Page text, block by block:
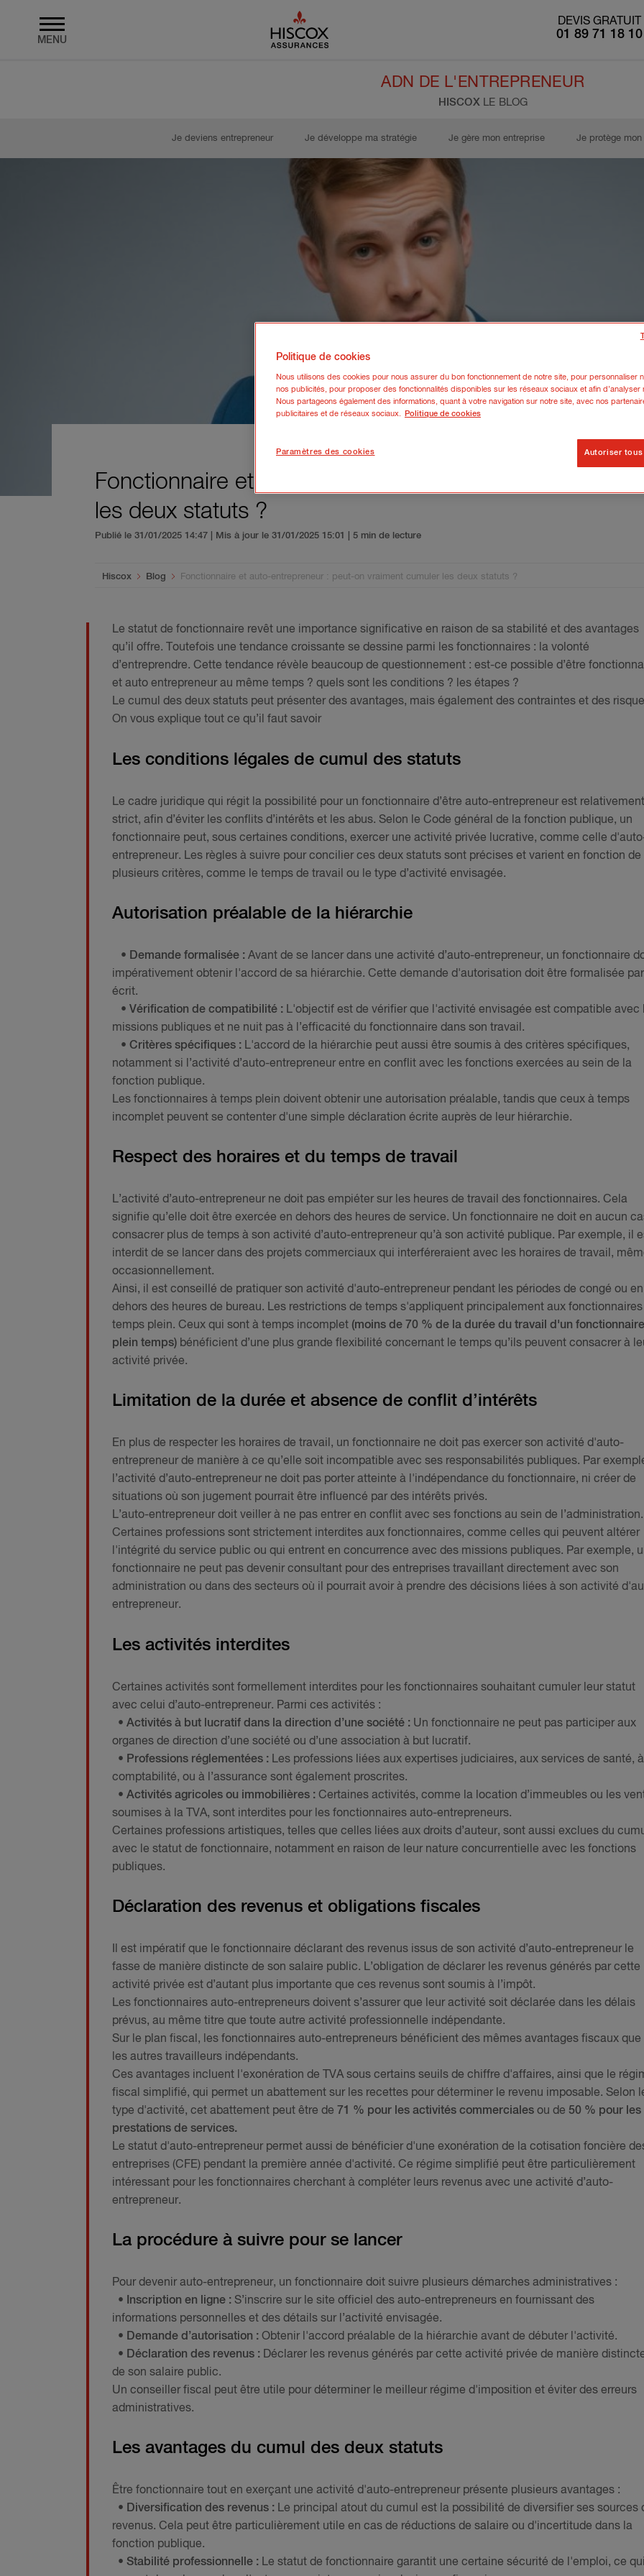
MENU
DEVIS GRATUIT
01 89 71 18 10
ADN DE L'ENTREPRENEUR
HISCOX LE BLOG
Je deviens entrepreneur Je développe ma stratégie Je gère mon entreprise Je protège
Fonctionnaire et auto-entrepreneur : peut-on vraiment
les deux statuts ?
Publié le 31/01/2025 14:47 | Mis à jour le 31/01/2025 15:01 | 5 min de lecture
You are here:
Hiscox Blog Fonctionnaire et auto-entrepreneur : peut-on vraiment cumuler les deux statuts ?
Le statut de fonctionnaire revêt une importance significative en raison de sa stabilité et des avantages
qu’il offre. Toutefois une tendance croissante se dessine parmi les fonctionnaires : la volonté
d’entreprendre. Cette tendance révèle beaucoup de questionnement : est-ce possible d’être
et auto entrepreneur au même temps ? quels sont les conditions ? les étapes ?
Le cumul des deux statuts peut présenter des avantages, mais également des contraintes et des
On vous explique tout ce qu’il faut savoir
Les conditions légales de cumul des statuts
Le cadre juridique qui régit la possibilité pour un fonctionnaire d’être auto-entrepreneur est relativement
strict, afin d’éviter les conflits d’intérêts et les abus. Selon le Code général de la fonction publique, un
fonctionnaire peut, sous certaines conditions, exercer une activité privée lucrative, comme celle
entrepreneur. Les règles à suivre pour concilier ces deux statuts sont précises et varient en fonction de
plusieurs critères, comme le temps de travail ou le type d’activité envisagée.
Autorisation préalable de la hiérarchie
• Demande formalisée : Avant de se lancer dans une activité d’auto-entrepreneur, un fonctionnaire
impérativement obtenir l'accord de sa hiérarchie. Cette demande d'autorisation doit être formalisée par
écrit.
• Vérification de compatibilité : L'objectif est de vérifier que l'activité envisagée est compatible avec
missions publiques et ne nuit pas à l’efficacité du fonctionnaire dans son travail.
• Critères spécifiques : L'accord de la hiérarchie peut aussi être soumis à des critères spécifiques,
notamment si l’activité d’auto-entrepreneur entre en conflit avec les fonctions exercées au sein de la
fonction publique.
Les fonctionnaires à temps plein doivent obtenir une autorisation préalable, tandis que ceux à temps
incomplet peuvent se contenter d'une simple déclaration écrite auprès de leur hiérarchie.
Respect des horaires et du temps de travail
L’activité d’auto-entrepreneur ne doit pas empiéter sur les heures de travail des fonctionnaires. Cela
signifie qu’elle doit être exercée en dehors des heures de service. Un fonctionnaire ne doit en aucun
consacrer plus de temps à son activité d’auto-entrepreneur qu’à son activité publique. Par exemple, il
interdit de se lancer dans des projets commerciaux qui interféreraient avec les horaires de travail,
occasionnellement.
Ainsi, il est conseillé de pratiquer son activité d'auto-entrepreneur pendant les périodes de congé ou en
dehors des heures de bureau. Les restrictions de temps s'appliquent principalement aux
temps plein. Ceux qui sont à temps incomplet (moins de 70 % de la durée du travail d'un
plein temps) bénéficient d’une plus grande flexibilité concernant le temps qu’ils peuvent consacrer à
activité privée.
Limitation de la durée et absence de conflit d’intérêts
En plus de respecter les horaires de travail, un fonctionnaire ne doit pas exercer son activité d'auto-
entrepreneur de manière à ce qu’elle soit incompatible avec ses responsabilités publiques. Par
l’activité d’auto-entrepreneur ne doit pas porter atteinte à l'indépendance du fonctionnaire, ni créer de
situations où son jugement pourrait être influencé par des intérêts privés.
L’auto-entrepreneur doit veiller à ne pas entrer en conflit avec ses fonctions au sein de l’administration.
Certaines professions sont strictement interdites aux fonctionnaires, comme celles qui peuvent altérer
l'intégrité du service public ou qui entrent en concurrence avec des missions publiques. Par exemple,
fonctionnaire ne peut pas devenir consultant pour des entreprises travaillant directement avec son
administration ou dans des secteurs où il pourrait avoir à prendre des décisions liées à son activité
entrepreneur.
Les activités interdites
Certaines activités sont formellement interdites pour les fonctionnaires souhaitant cumuler leur statut
avec celui d’auto-entrepreneur. Parmi ces activités :
• Activités à but lucratif dans la direction d’une société : Un fonctionnaire ne peut pas participer aux
organes de direction d’une société ou d’une association à but lucratif.
• Professions réglementées : Les professions liées aux expertises judiciaires, aux services de santé,
comptabilité, ou à l’assurance sont également proscrites.
• Activités agricoles ou immobilières : Certaines activités, comme la location d’immeubles ou les
soumises à la TVA, sont interdites pour les fonctionnaires auto-entrepreneurs.
Certaines professions artistiques, telles que celles liées aux droits d’auteur, sont aussi exclues du
avec le statut de fonctionnaire, notamment en raison de leur nature concurrentielle avec les fonctions
publiques.
Déclaration des revenus et obligations fiscales
Il est impératif que le fonctionnaire déclarant des revenus issus de son activité d’auto-entrepreneur le
fasse de manière distincte de son salaire public. L’obligation de déclarer les revenus générés par cette
activité privée est d’autant plus importante que ces revenus sont soumis à l’impôt.
Les fonctionnaires auto-entrepreneurs doivent s’assurer que leur activité soit déclarée dans les délais
prévus, au même titre que toute autre activité professionnelle indépendante.
Sur le plan fiscal, les fonctionnaires auto-entrepreneurs bénéficient des mêmes avantages fiscaux que
les autres travailleurs indépendants.
Ces avantages incluent l'exonération de TVA sous certains seuils de chiffre d'affaires, ainsi que le
fiscal simplifié, qui permet un abattement sur les recettes pour déterminer le revenu imposable. Selon
type d'activité, cet abattement peut être de 71 % pour les activités commerciales ou de 50 % pour les
prestations de services.
Le statut d'auto-entrepreneur permet aussi de bénéficier d'une exonération de la cotisation foncière
entreprises (CFE) pendant la première année d'activité. Ce régime simplifié peut être particulièrement
intéressant pour les fonctionnaires cherchant à compléter leurs revenus avec une activité d’auto-
entrepreneur.
La procédure à suivre pour se lancer
Pour devenir auto-entrepreneur, un fonctionnaire doit suivre plusieurs démarches administratives :
• Inscription en ligne : S’inscrire sur le site officiel des auto-entrepreneurs en fournissant des
informations personnelles et des détails sur l’activité envisagée.
• Demande d’autorisation : Obtenir l'accord préalable de la hiérarchie avant de débuter l'activité.
• Déclaration des revenus : Déclarer les revenus générés par cette activité privée de manière
de son salaire public.
Un conseiller fiscal peut être utile pour déterminer le meilleur régime d'imposition et éviter des erreurs
administratives.
Les avantages du cumul des deux statuts
Être fonctionnaire tout en exerçant une activité d'auto-entrepreneur présente plusieurs avantages :
• Diversification des revenus : Le principal atout du cumul est la possibilité de diversifier ses sources
revenus. Cela peut être particulièrement utile en cas de réductions de salaire ou d'incertitude dans la
fonction publique.
• Stabilité professionnelle : Le statut de fonctionnaire garantit une certaine sécurité de l'emploi, ce qui
Politique de cookies
Nous utilisons des cookies pour nous assurer du bon fonctionnement de notre site, pour personnaliser
nos publicités, pour proposer des fonctionnalités disponibles sur les réseaux sociaux et afin d’analyser
Nous partageons également des informations, quant à votre navigation sur notre site, avec nos
publicitaires et de réseaux sociaux. Politique de cookies
Paramètres des cookies Autoriser